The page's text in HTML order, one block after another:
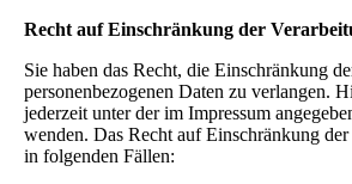
Recht auf Einschränkung der
Sie haben das Recht, die Einschränkung
personenbezogenen Daten zu verlangen.
jederzeit unter der im Impressum
wenden. Das Recht auf Einschränkung
in folgenden Fällen: